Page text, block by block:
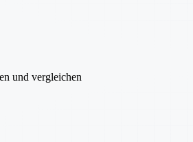
und vergleichen